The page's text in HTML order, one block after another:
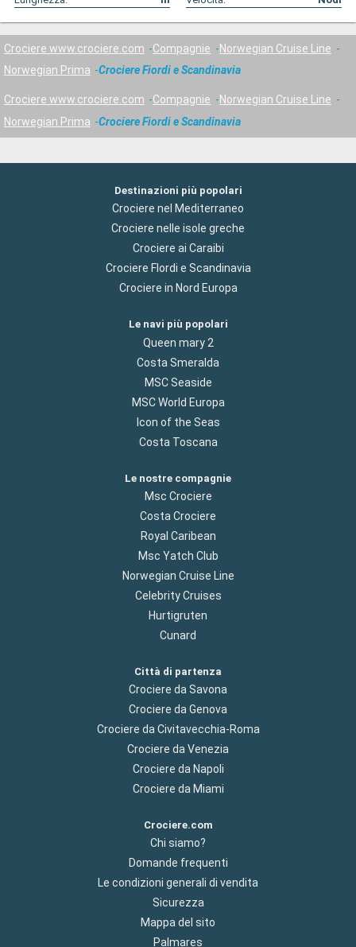
Crociere www.crociere.com Compagnie
Norwegian Cruise Line
Norwegian Prima
Crociere Fiordi e Scandinavia
Crociere www.crociere.com Compagnie
Norwegian Cruise Line
Norwegian Prima
Crociere Fiordi e Scandinavia
Destinazioni più popolari
Crociere nel Mediterraneo
Crociere nelle isole greche
Crociere ai Caraibi
Crociere Flordi e Scandinavia
Crociere in Nord Europa
Le navi più popolari
Queen mary 2
Costa Smeralda
MSC Seaside
MSC World Europa
Icon of the Seas
Costa Toscana
Le nostre compagnie
Msc Crociere
Costa Crociere
Royal Caribean
Msc Yatch Club
Norwegian Cruise Line
Celebrity Cruises
Hurtigruten
Cunard
Città di partenza
Crociere da Savona
Crociere da Genova
Crociere da Civitavecchia-Roma
Crociere da Venezia
Crociere da Napoli
Crociere da Miami
Crociere.com
Chi siamo?
Domande frequenti
Le condizioni generali di vendita
Sicurezza
Mappa del sito
Palmares